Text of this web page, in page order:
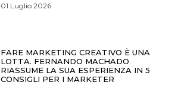
01 Luglio 2026
FARE MARKETING CREATIVO È UNA
LOTTA. FERNANDO MACHADO
RIASSUME LA SUA ESPERIENZA IN 5
CONSIGLI PER I MARKETER